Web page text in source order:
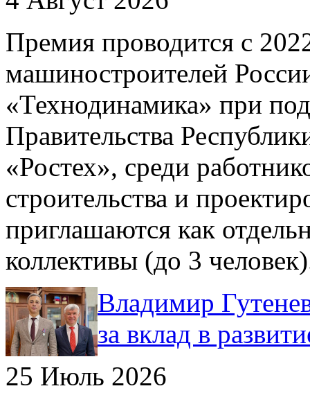
Премия проводится с
машиностроителей
«Технодинамика» при
Правительства
«Ростех», среди
строительства и
приглашаются как
коллективы (до 3
Владимир
за вклад в
25 Июль 2026